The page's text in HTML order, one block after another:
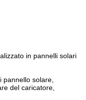
in pannelli solari
solare,
del caricatore,